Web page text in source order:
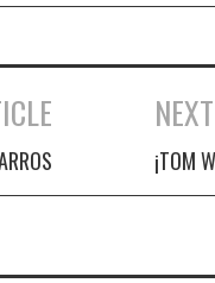
¡TOM